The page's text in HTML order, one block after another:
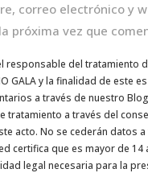
correo electrónico y
próxima vez que
responsable del tratamiento
GALA y la finalidad de este
a través de nuestro
tratamiento a través del
acto. No se cederán datos
certifica que es mayor de 14
legal necesaria para la